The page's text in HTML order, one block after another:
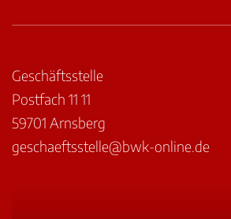
Geschäftsstelle
Postfach 11 11
59701 Arnsberg
geschaeftsstelle@bwk-online.de